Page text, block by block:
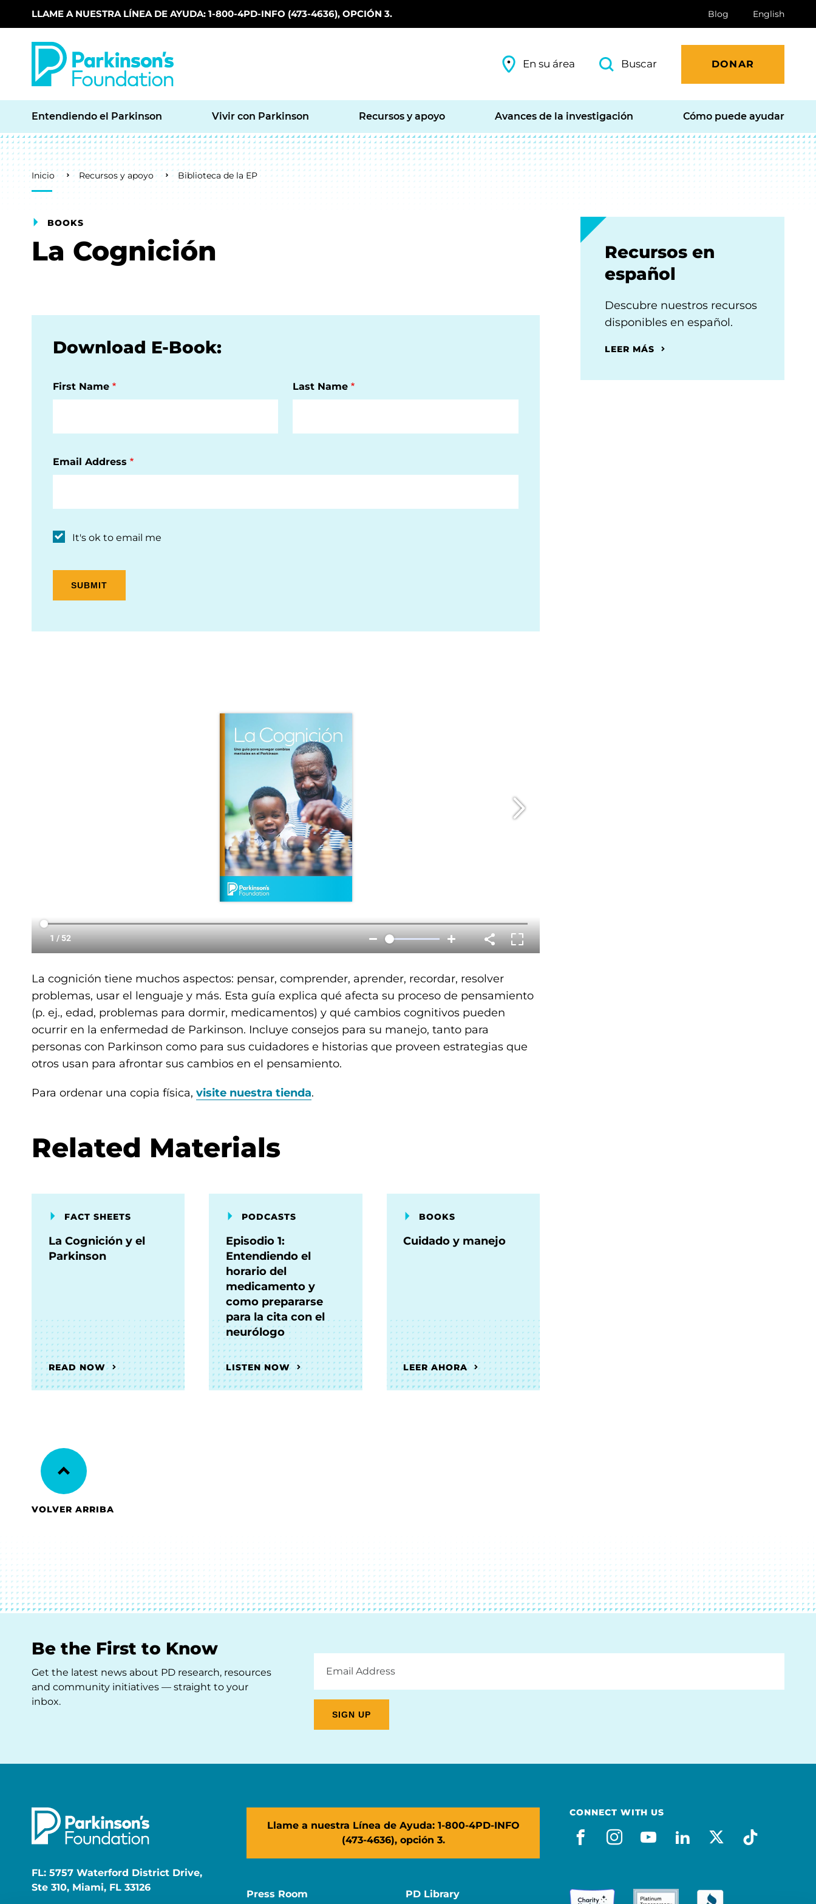
Skip to main content
LLAME A NUESTRA LÍNEA DE AYUDA: 1-800-4PD-INFO (473-4636), OPCIÓN 3. Blog English
En su área Buscar DONAR
Entendiendo el Parkinson Vivir con Parkinson Recursos y apoyo Avances de la investigación Cómo puede ayudar
Breadcrumb
Inicio Recursos y apoyo Biblioteca de la EP
BOOKS
La Cognición
Download E-Book:
First Name Last Name
Email Address
It's ok to email me
La cognición tiene muchos aspectos: pensar, comprender, aprender, recordar, resolver
problemas, usar el lenguaje y más. Esta guía explica qué afecta su proceso de pensamiento
(p. ej., edad, problemas para dormir, medicamentos) y qué cambios cognitivos pueden
ocurrir en la enfermedad de Parkinson. Incluye consejos para su manejo, tanto para
personas con Parkinson como para sus cuidadores e historias que proveen estrategias que
otros usan para afrontar sus cambios en el pensamiento.
Para ordenar una copia física, visite nuestra tienda.
Related Materials
FACT SHEETS
La Cognición y el
Parkinson
READ NOW
PODCASTS
Episodio 1:
Entendiendo el
horario del
medicamento y
como prepararse
para la cita con el
neurólogo
LISTEN NOW
BOOKS
Cuidado y manejo
LEER AHORA
Recursos en
español
Descubre nuestros recursos
disponibles en español.
LEER MÁS
VOLVER ARRIBA
Be the First to Know
Get the latest news about PD research, resources
and community initiatives — straight to your
inbox.
Address
FL: 5757 Waterford District Drive,
Ste 310, Miami, FL 33126
Llame a nuestra Línea de Ayuda: 1-800-4PD-INFO
(473-4636), opción 3.
CONNECT WITH US
facebook_es
instagram
youtube
linkedin
x-socialtiktok
Press Room PD Library